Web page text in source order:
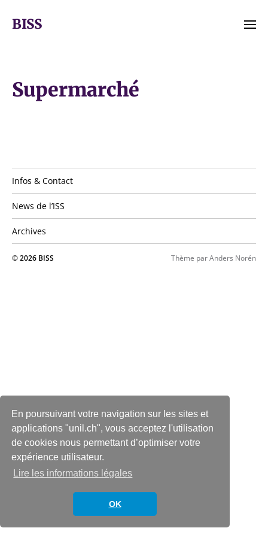
En poursuivant votre navigation sur les sites et
applications "unil.ch", vous acceptez l'utilisation
de cookies nous permettant d’optimiser votre
expérience utilisateur.
Lire les informations légales
OK
BISS
Infos & Contact
News de l’ISS
Archives
© 2026 BISS Thème parAnders Norén